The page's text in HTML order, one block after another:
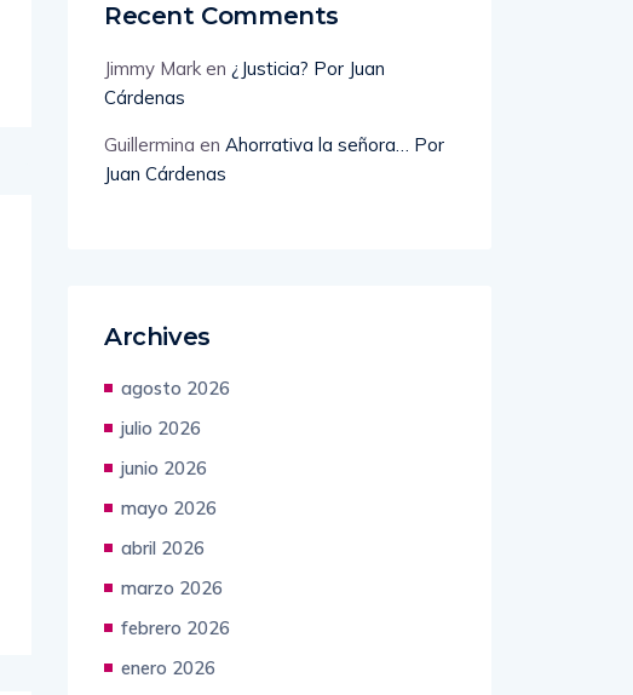
Recent Comments
Jimmy Mark en ¿Justicia? Por Juan
Cárdenas
Guillermina en Ahorrativa la señora… Por
Juan Cárdenas
Archives
agosto 2026
julio 2026
junio 2026
mayo 2026
abril 2026
marzo 2026
febrero 2026
enero 2026